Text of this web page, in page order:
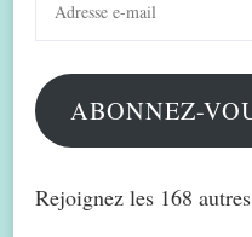
mail
ABONNEZ-
Rejoignez les 168